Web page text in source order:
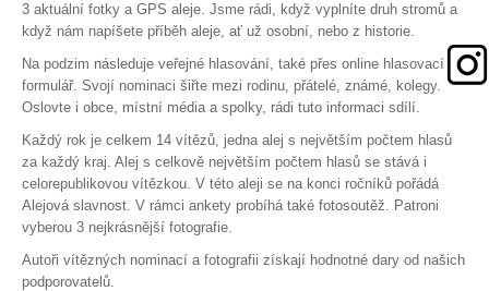
Podpořte
Pravidla
Naši patroni
Mapa alejí
Spolupráce
3 aktuální fotky a GPS aleje. Jsme rádi, když vyplníte druh stromů a
když nám napíšete příběh aleje, ať už osobní, nebo z historie.
Na podzim následuje veřejné hlasování, také přes online hlasovací
formulář. Svojí nominaci šiřte mezi rodinu, přátelé, známé, kolegy.
Oslovte i obce, místní média a spolky, rádi tuto informaci sdílí.
Každý rok je celkem 14 vítězů, jedna alej s největším počtem hlasů
za každý kraj. Alej s celkově největším počtem hlasů se stává i
celorepublikovou vítězkou. V této aleji se na konci ročníků pořádá
Alejová slavnost. V rámci ankety probíhá také fotosoutěž. Patroni
vyberou 3 nejkrásnější fotografie.
Autoři vítězných nominací a fotografii získají hodnotné dary od našich
podporovatelů.